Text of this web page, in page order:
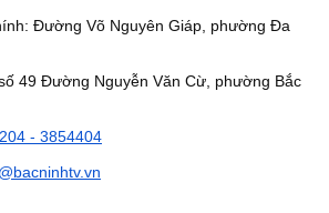
Đường Võ Nguyên Giáp, phường Đa
Nguyễn Văn Cừ, phường Bắc
- 3854404